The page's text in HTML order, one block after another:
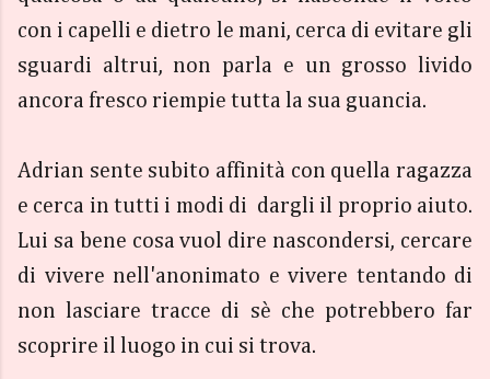
con i capelli e dietro le mani, cerca di evitare gli
sguardi altrui, non parla e un grosso livido
ancora fresco riempie tutta la sua guancia.
Adrian sente subito affinità con quella ragazza
e cerca in tutti i modi di dargli il proprio aiuto.
Lui sa bene cosa vuol dire nascondersi, cercare
di vivere nell'anonimato e vivere tentando di
non lasciare tracce di sè che potrebbero far
scoprire il luogo in cui si trova.